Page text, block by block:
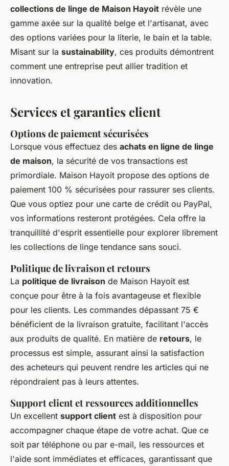
collections de linge de Maison Hayoit révèle une
gamme axée sur la qualité belge et l'artisanat, avec
des options variées pour la literie, le bain et la table.
Misant sur la sustainability, ces produits démontrent
comment une entreprise peut allier tradition et
innovation.
Services et garanties client
Options de paiement sécurisées
Lorsque vous effectuez des achats en ligne de linge
de maison, la sécurité de vos transactions est
primordiale. Maison Hayoit propose des options de
paiement 100 % sécurisées pour rassurer ses clients.
Que vous optiez pour une carte de crédit ou PayPal,
vos informations resteront protégées. Cela offre la
tranquillité d'esprit essentielle pour explorer librement
les collections de linge tendance sans souci.
Politique de livraison et retours
La politique de livraison de Maison Hayoit est
conçue pour être à la fois avantageuse et flexible
pour les clients. Les commandes dépassant 75 €
bénéficient de la livraison gratuite, facilitant l'accès
aux produits de qualité. En matière de retours, le
processus est simple, assurant ainsi la satisfaction
des acheteurs qui peuvent rendre les articles qui ne
répondraient pas à leurs attentes.
Support client et ressources additionnelles
Un excellent support client est à disposition pour
accompagner chaque étape de votre achat. Que ce
soit par téléphone ou par e-mail, les ressources et
l'aide sont immédiates et efficaces, garantissant que